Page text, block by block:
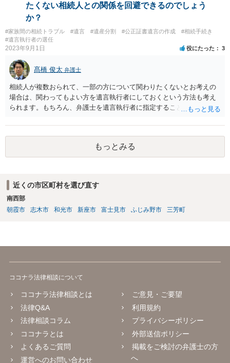
たくない相続人との関係を回避できるのでしょう
か？
#家族間の相続トラブル #遺言 #遺産分割 #公正証書遺言の作成
#相続手続き
#遺言執行者の選任
2023年9月1日 役にたった 3
髙橋 俊太 弁護士
相続人が複数おられて、一部の方について関わりたくないとお考えの
場合は、関わってもよい方を遺言執行者にしておくという方法も考え
られます。もちろん、弁護士を遺言執行者に指定することもできます
方に再委任の権限を付与しておくという方法もあります。 一度、弁護
士に直接ご相談されることをお勧めいたします。
もっとみる
近くの市区町村を選び直す
南西部
朝霞市
志木市 和光市 新座市 富士見市 ふじみ野市 三芳町
ココナラ法律相談について
ココナラ法律相談とは
法律Q&A
法律相談コラム
ココナラとは
よくあるご質問
運営へのお問い合わせ
ご意見・ご要望
利用規約
プライバシーポリシー
外部送信ポリシー
掲載をご検討の弁護士の方
へ